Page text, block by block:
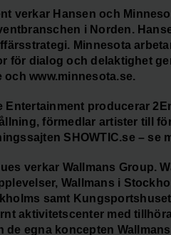
verkar Hansen och
i Norden.
Minnesota
för dialog och delaktighet
www.minnesota.se.
Entertainment producerar
förmedlar artister till
SHOWTIC.se – se
verkar Wallmans Group.
Wallmans i
samt
aktivitetscenter med
de egna koncepten